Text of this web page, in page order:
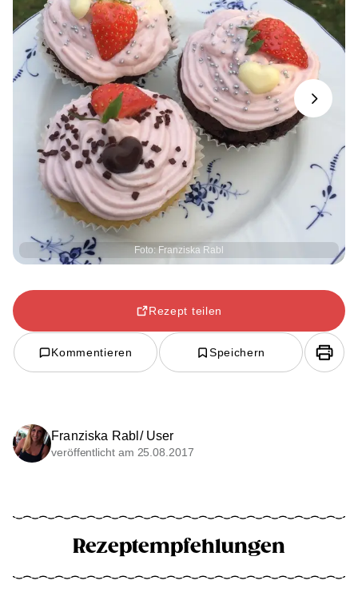
Foto: Franziska Rabl
Next
Rezept teilen
Kommentieren Speichern
Franziska Rabl/ User
veröffentlicht am 25.08.2017
Rezeptempfehlungen